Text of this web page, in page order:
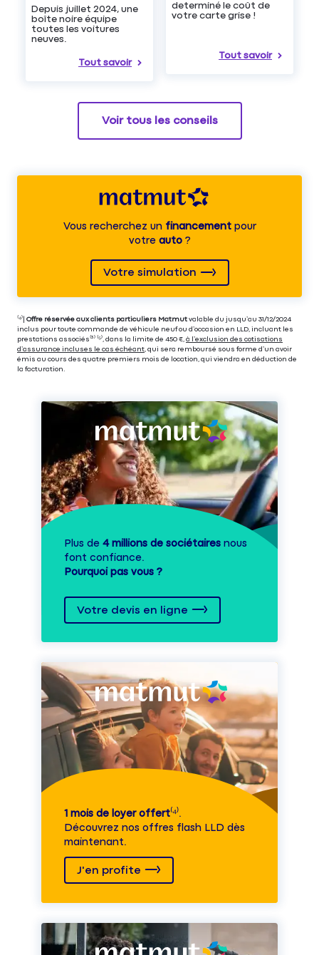
Depuis juillet 2024, une
boîte noire équipe
toutes les voitures
neuves.
Tout savoir
determiné le coût de
votre carte grise !
Tout savoir
Voir tous les conseils
Vous recherchez unfinancementpour
votre auto?
Votre simulation
⁽⁴⁾| Offre réservée aux clients particuliers Matmut valable du jusqu’au 31/12/2024
inclus pour toute commande de véhicule neuf ou d’occasion en LLD, incluant les
prestations associés⁽³⁾ ⁽⁵⁾, dans la limite de 450 €, à l’exclusion des cotisations
d’assurance incluses le cas échéant, qui sera remboursé sous forme d’un avoir
émis au cours des quatre premiers mois de location, qui viendra en déduction de
la facturation.
Plus de 4 millions de sociétaires nous
font confiance.
Pourquoi pas vous ?
Votre devis en ligne
1 mois de loyer offert⁽⁴⁾.
Découvrez nos offres flash LLD dès
maintenant.
J'en profite